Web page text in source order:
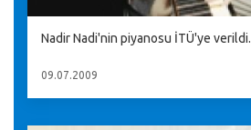
Nadir Nadi'nin piyanosu İTÜ'ye verildi.
09.07.2009